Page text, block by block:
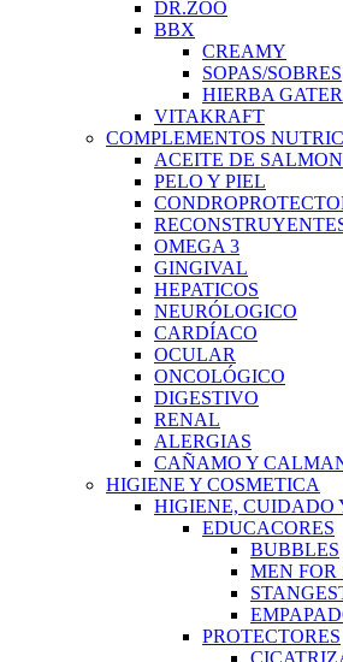
DR.ZOO
BBX
CREAMY
SOPAS/SOBRES
HIERBA
VITAKRAFT
COMPLEMENTOS
ACEITE DE SALMON
PELO Y PIEL
OMEGA 3
GINGIVAL
HEPATICOS
NEURÓLOGICO
CARDÍACO
OCULAR
ONCOLÓGICO
DIGESTIVO
RENAL
ALERGIAS
CAÑAMO Y
HIGIENE Y COSMETICA
HIGIENE, CUIDADO
EDUCACORES
BUBBLES
MEN FOR
PROTECTORES